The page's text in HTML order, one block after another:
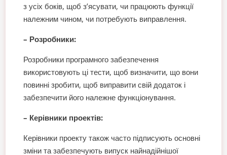
з усіх боків, щоб з’ясувати, чи працюють функції
належним чином, чи потребують виправлення.
– Розробники:
Розробники програмного забезпечення
використовують ці тести, щоб визначити, що вони
повинні зробити, щоб виправити свій додаток і
забезпечити його належне функціонування.
– Керівники проектів:
Керівники проекту також часто підписують основні
зміни та забезпечують випуск найнадійнішої